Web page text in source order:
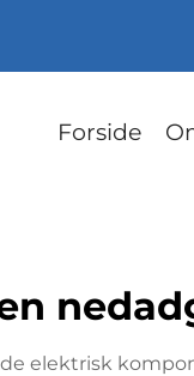
Forside
elektrisk